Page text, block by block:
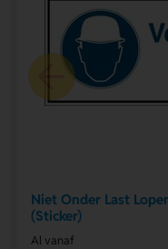
Niet Onder Last
(Sticker)
Al vanaf